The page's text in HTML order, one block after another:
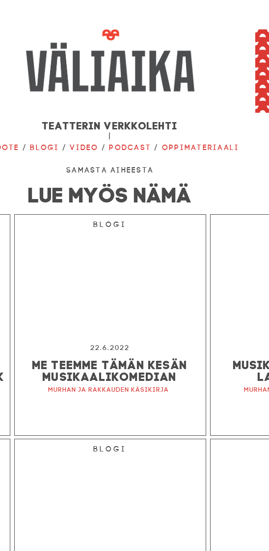
Teatterin verkkolehti
|
/Blogi /Video /Podcast / Oppimateriaali
Samasta aiheesta
LUE MYÖS NÄMÄ
Blogi
22.6.2022
ME TEEMME TÄMÄN KESÄN
MUSIKAALIKOMEDIAN
Murhan ja rakkauden käsikirja
Blogi